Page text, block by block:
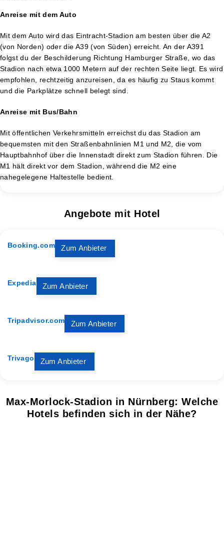
Anreise mit dem Auto
Mit dem Auto wird das Eintracht-Stadion am besten über die A2
(von Norden) oder die A39 (von Süden) erreicht. An der A391
folgst du der Beschilderung Richtung Hamburger Straße, wo das
Stadion nach etwa 1000 Metern auf der rechten Seite liegt. Es wird
empfohlen, rechtzeitig anzureisen, da es häufig zu Staus kommt
und die Parkplätze schnell belegt sind.
Anreise mit Bus/Bahn
Mit öffentlichen Verkehrsmitteln erreichst du das Stadion am
bequemsten mit den Straßenbahnlinien M1 und M2, die vom
Hauptbahnhof über die Innenstadt direkt zum Stadion führen. Die
M1 hält direkt vor dem Stadion, während die M2 eine
nahegelegene Haltestelle bedient​.
Angebote mit Hotel
Booking.com Zum Anbieter
Expedia Zum Anbieter
Tripadvisor.com Zum Anbieter
Trivago Zum Anbieter
Max-Morlock-Stadion in Nürnberg: Welche
Hotels befinden sich in der Nähe?